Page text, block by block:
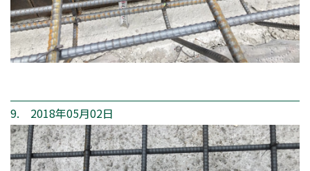
9. 2018年05月02日